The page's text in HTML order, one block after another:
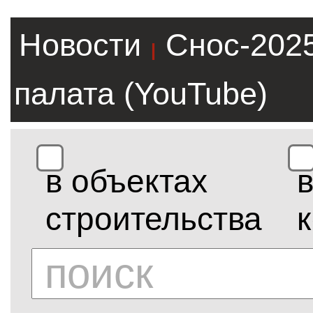
Новости |
Снос-
палата (YouTube)
в объектах
строительства
в